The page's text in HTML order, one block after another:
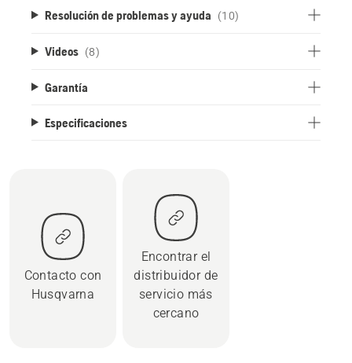
Resolución de problemas y ayuda (10)
Videos (8)
Garantía
Especificaciones
Contacto con
Husqvarna
Encontrar el
distribuidor de
servicio más
cercano